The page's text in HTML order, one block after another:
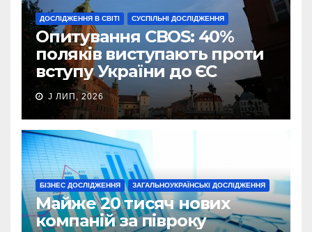
ДОСЛІДЖЕННЯ В СВІТІ СУСПІЛЬНІ ДОСЛІДЖЕННЯ
Опитування CBOS: 40%
поляків виступають проти
вступу України до ЄС
J ЛИП, 2026
БІЗНЕС ДОСЛІДЖЕННЯ ЗАГАЛЬНОУКРАЇНСЬКІ ДОСЛІДЖЕННЯ
Майже 20 тисяч нових
компаній за півроку